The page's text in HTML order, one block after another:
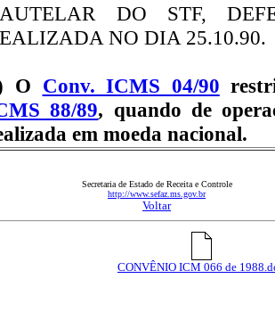
DO STF,
NO DIA 25.10.90.
O Conv. ICMS 04/90
88/89, quando de
em moeda nacional.
Secretaria de Estado de Receita e Controle
http://www.sefaz.ms.gov.br
Voltar
CONVÊNIO ICM 066 de